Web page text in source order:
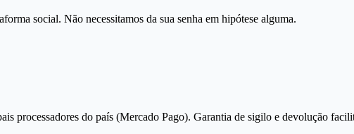
social. Não necessitamos da sua senha em hipótese alguma.
processadores do país (Mercado Pago). Garantia de sigilo e devolução